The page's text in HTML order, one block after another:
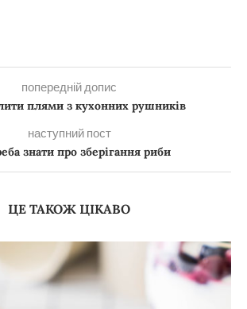
попередній допис
плями з кухонних рушників
наступний пост
знати про зберігання риби
ЦЕ ТАКОЖ ЦІКАВО